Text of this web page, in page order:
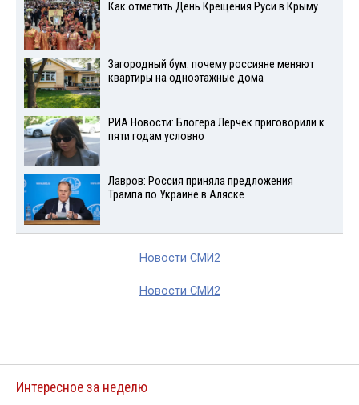
Как отметить День Крещения Руси в Крыму
Загородный бум: почему россияне меняют
квартиры на одноэтажные дома
РИА Новости: Блогера Лерчек приговорили к
пяти годам условно
Лавров: Россия приняла предложения
Трампа по Украине в Аляске
Новости СМИ2
Новости СМИ2
Интересное за неделю